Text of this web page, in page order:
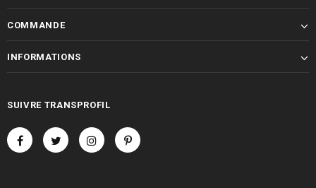
COMMANDE
INFORMATIONS
SUIVRE TRANSPROFIL